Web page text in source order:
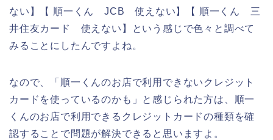
ない】【 順一くん JCB 使えない】【 順一くん 三
井住友カード 使えない】という感じで色々と調べて
みることにしたんですよね。
なので、「順一くんのお店で利用できないクレジット
カードを使っているのかも」と感じられた方は、順一
くんのお店で利用できるクレジットカードの種類を確
認することで問題が解決できると思いますよ。